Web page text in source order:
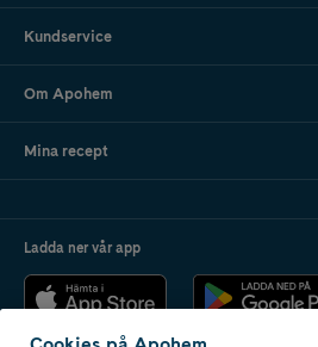
Kundservice
Om Apohem
Mina recept
Ladda ner vår app